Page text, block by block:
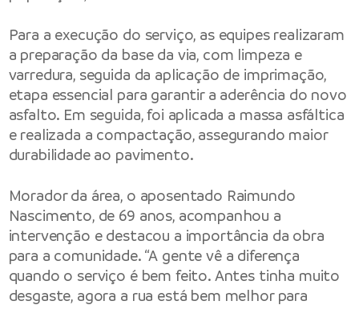
Para a execução do serviço, as equipes realizaram
a preparação da base da via, com limpeza e
varredura, seguida da aplicação de imprimação,
etapa essencial para garantir a aderência do novo
asfalto. Em seguida, foi aplicada a massa asfáltica
e realizada a compactação, assegurando maior
durabilidade ao pavimento.
Morador da área, o aposentado Raimundo
Nascimento, de 69 anos, acompanhou a
intervenção e destacou a importância da obra
para a comunidade. “A gente vê a diferença
quando o serviço é bem feito. Antes tinha muito
desgaste, agora a rua está bem melhor para